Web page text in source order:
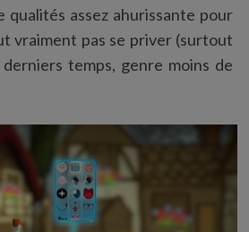
qualités assez ahurissante pour
vraiment pas se priver (surtout
temps, genre moins de